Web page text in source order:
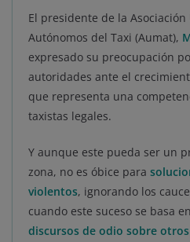
El presidente de la
Autónomos del Taxi (Aumat),
expresado su preocupación
autoridades ante el
que representa una
taxistas legales.
Y aunque este pueda ser un
zona, no es óbice para
violentos, ignorando los
cuando este suceso se basa en
discursos de odio sobre